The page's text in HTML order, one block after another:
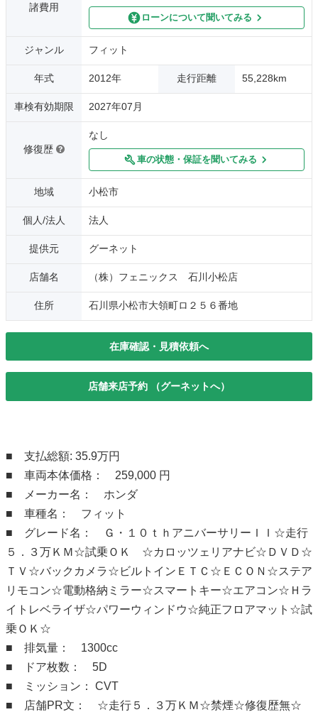
諸費用
ローンについて聞いてみる
ジャンル フィット
年式 2012年 走行距離 55,228km
車検有効期限 2027年07月
修復歴
なし
車の状態・保証を聞いてみる
地域 小松市
個人/法人 法人
提供元 グーネット
店舗名 （株）フェニックス 石川小松店
住所 石川県小松市大領町ロ２５６番地
在庫確認・見積依頼へ
店舗来店予約 （グーネットへ）
■ 支払総額: 35.9万円
■ 車両本体価格： 259,000 円
■ メーカー名： ホンダ
■ 車種名： フィット
■ グレード名： Ｇ・１０ｔｈアニバーサリーＩＩ☆走行
５．３万ＫＭ☆試乗ＯＫ ☆カロッツェリアナビ☆ＤＶＤ☆
ＴＶ☆バックカメラ☆ビルトインＥＴＣ☆ＥＣＯＮ☆ステア
リモコン☆電動格納ミラー☆スマートキー☆エアコン☆Ｈラ
イトレベライザ☆パワーウィンドウ☆純正フロアマット☆試
乗ＯＫ☆
■ 排気量： 1300cc
■ ドア枚数： 5D
■ ミッション： CVT
■ 店舗PR文： ☆走行５．３万ＫＭ☆禁煙☆修復歴無☆